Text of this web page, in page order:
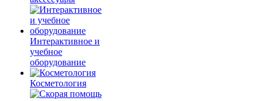
Интерактивное и
учебное
оборудование
Косметология